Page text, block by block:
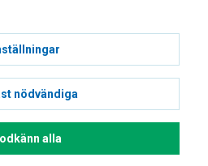
KR Distribution AB.
nödvändiga
alla